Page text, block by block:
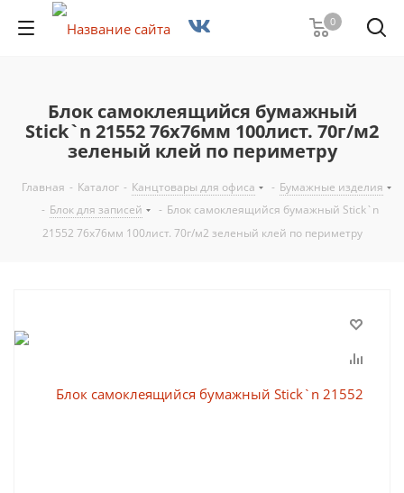
0
Блок самоклеящийся бумажный
Stick`n 21552 76x76мм 100лист. 70г/м2
зеленый клей по периметру
Главная - Каталог - Канцтовары для офиса - Бумажные изделия
- Блок для записей - Блок самоклеящийся бумажный Stick`n
21552 76x76мм 100лист. 70г/м2 зеленый клей по периметру